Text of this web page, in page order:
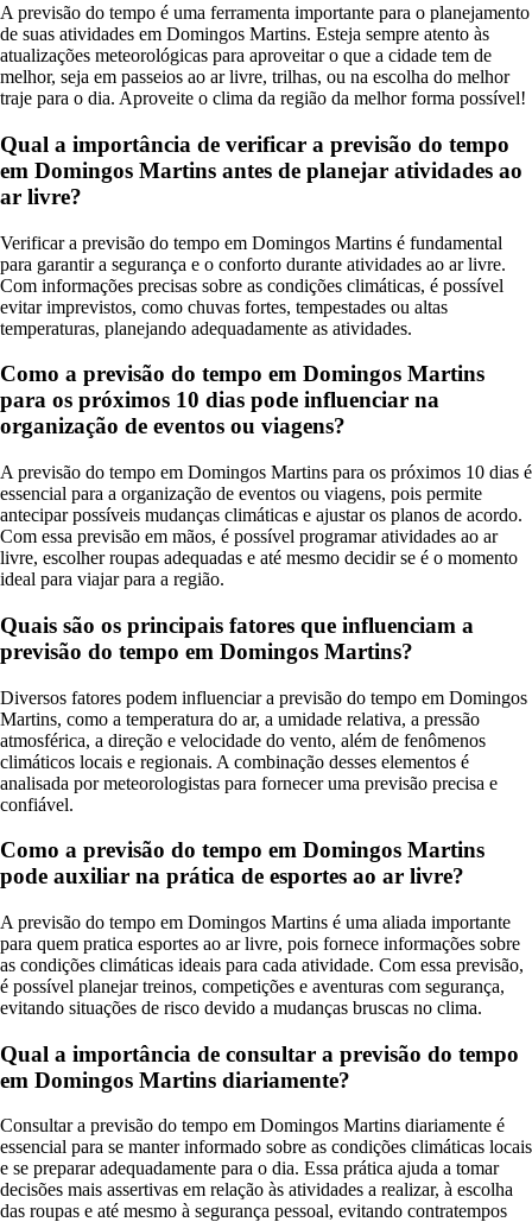
A previsão do tempo é uma ferramenta importante para o planejamento
de suas atividades em Domingos Martins. Esteja sempre atento às
atualizações meteorológicas para aproveitar o que a cidade tem de
melhor, seja em passeios ao ar livre, trilhas, ou na escolha do melhor
traje para o dia. Aproveite o clima da região da melhor forma possível!
Qual a importância de verificar a previsão do tempo
em Domingos Martins antes de planejar atividades ao
ar livre?
Verificar a previsão do tempo em Domingos Martins é fundamental
para garantir a segurança e o conforto durante atividades ao ar livre.
Com informações precisas sobre as condições climáticas, é possível
evitar imprevistos, como chuvas fortes, tempestades ou altas
temperaturas, planejando adequadamente as atividades.
Como a previsão do tempo em Domingos Martins
para os próximos 10 dias pode influenciar na
organização de eventos ou viagens?
A previsão do tempo em Domingos Martins para os próximos 10 dias é
essencial para a organização de eventos ou viagens, pois permite
antecipar possíveis mudanças climáticas e ajustar os planos de acordo.
Com essa previsão em mãos, é possível programar atividades ao ar
livre, escolher roupas adequadas e até mesmo decidir se é o momento
ideal para viajar para a região.
Quais são os principais fatores que influenciam a
previsão do tempo em Domingos Martins?
Diversos fatores podem influenciar a previsão do tempo em Domingos
Martins, como a temperatura do ar, a umidade relativa, a pressão
atmosférica, a direção e velocidade do vento, além de fenômenos
climáticos locais e regionais. A combinação desses elementos é
analisada por meteorologistas para fornecer uma previsão precisa e
confiável.
Como a previsão do tempo em Domingos Martins
pode auxiliar na prática de esportes ao ar livre?
A previsão do tempo em Domingos Martins é uma aliada importante
para quem pratica esportes ao ar livre, pois fornece informações sobre
as condições climáticas ideais para cada atividade. Com essa previsão,
é possível planejar treinos, competições e aventuras com segurança,
evitando situações de risco devido a mudanças bruscas no clima.
Qual a importância de consultar a previsão do tempo
em Domingos Martins diariamente?
Consultar a previsão do tempo em Domingos Martins diariamente é
essencial para se manter informado sobre as condições climáticas locais
e se preparar adequadamente para o dia. Essa prática ajuda a tomar
decisões mais assertivas em relação às atividades a realizar, à escolha
das roupas e até mesmo à segurança pessoal, evitando contratempos